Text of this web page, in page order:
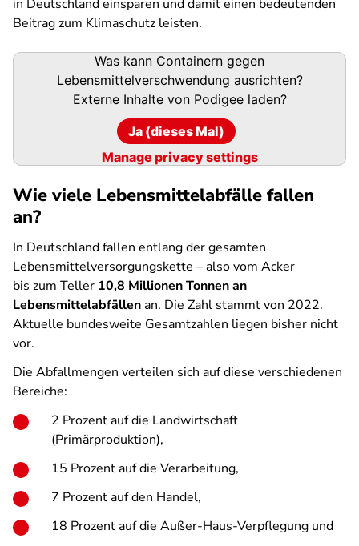
in Deutschland einsparen und damit einen bedeutenden
Beitrag zum Klimaschutz leisten.
Podigee-
Was kann Containern gegen
Lebensmittelverschwendung ausrichten?
Externe Inhalte von Podigeeladen?
Ja (dieses Mal)
Manage privacy settings
Wie viele Lebensmittelabfälle fallen
an?
In Deutschland fallen entlang der gesamten
Lebensmittelversorgungskette – also vom Acker
bis zum Teller 10,8 Millionen Tonnen an
Lebensmittelabfällenan. Die Zahl stammt von 2022.
Aktuelle bundesweite Gesamtzahlen liegen bisher nicht
vor.
Die Abfallmengen verteilen sich auf diese verschiedenen
Bereiche:
2 Prozent auf die Landwirtschaft
(Primärproduktion),
15 Prozent auf die Verarbeitung,
7 Prozent auf den Handel,
18 Prozent auf die Außer-Haus-Verpflegung und